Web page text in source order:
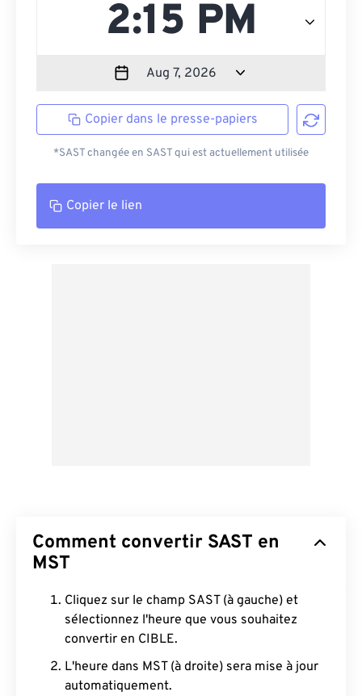
Copier dans le presse-papiers
*SAST changée en SAST qui est actuellement utilisée
Copier le lien
Comment convertir SAST en
MST
Cliquez sur le champ SAST (à gauche) et
sélectionnez l'heure que vous souhaitez
convertir en CIBLE.
L'heure dans MST (à droite) sera mise à jour
automatiquement.